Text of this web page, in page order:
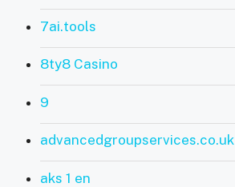
7ai.tools
8ty8 Casino
9
advancedgroupservices.co.uk
aks 1 en